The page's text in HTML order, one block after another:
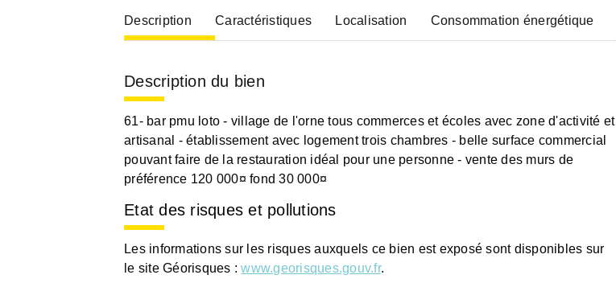
Description Caractéristiques Localisation Consommation énergétique
Description du bien
61- bar pmu loto - village de l'orne tous commerces et écoles avec zone d'activité et
artisanal - établissement avec logement trois chambres - belle surface commercial
pouvant faire de la restauration idéal pour une personne - vente des murs de
préférence 120 000¤ fond 30 000¤
Etat des risques et pollutions
Les informations sur les risques auxquels ce bien est exposé sont disponibles sur
le site Géorisques :www.georisques.gouv.fr.